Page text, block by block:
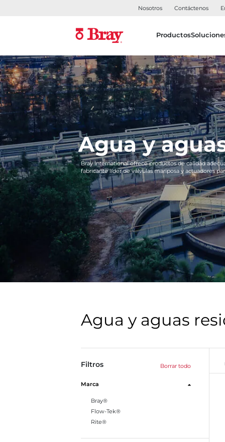
Nosotros Contáctenos
Productos
Agua y
Bray International ofrece productos de calidad
fabricante líder de válvulas mariposa y actuadores
Agua y aguas
Filtros Borrar todo
Marca
Bray®
Flow-Tek®
Rite®